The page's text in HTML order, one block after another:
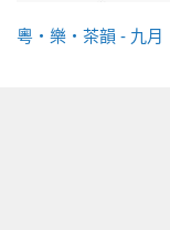
粵・樂・茶韻 - 九月